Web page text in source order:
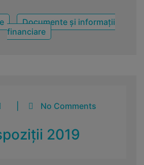
Documente și informații
financiare
No Comments
2019